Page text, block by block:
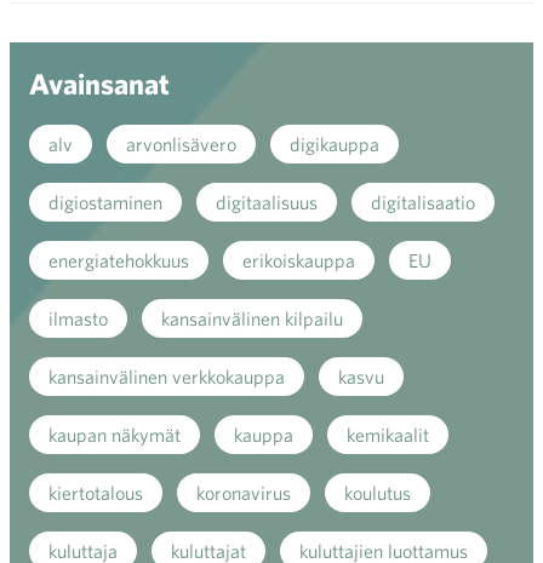
Avainsanat
alv arvonlisävero digikauppa
digiostaminen digitaalisuus digitalisaatio
energiatehokkuus erikoiskauppa EU
ilmasto kansainvälinen kilpailu
kansainvälinen verkkokauppa kasvu
kaupan näkymät kauppa kemikaalit
kiertotalous koronavirus koulutus
kuluttaja kuluttajat kuluttajien luottamus